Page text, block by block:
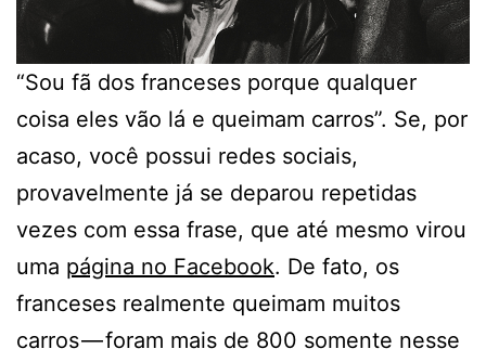
“Sou fã dos franceses porque qualquer
coisa eles vão lá e queimam carros”. Se, por
acaso, você possui redes sociais,
provavelmente já se deparou repetidas
vezes com essa frase, que até mesmo virou
uma página no Facebook. De fato, os
franceses realmente queimam muitos
carros — foram mais de 800 somente nesse